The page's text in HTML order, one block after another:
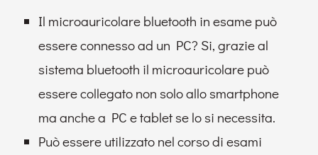
Il microauricolare bluetooth in esame può
essere connesso ad un PC? Si, grazie al
sistema bluetooth il microauricolare può
essere collegato non solo allo smartphone
ma anche a PC e tablet se lo si necessita.
Può essere utilizzato nel corso di esami